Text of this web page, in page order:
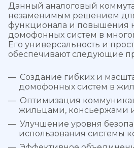
Данный аналоговый
незаменимым решением
функционала и повышения
домофонных систем в
Его универсальность и
обеспечивают следующие
Создание гибких и
домофонных систем в
Оптимизация
жильцами, консьержами
Улучшение уровня
использования системы